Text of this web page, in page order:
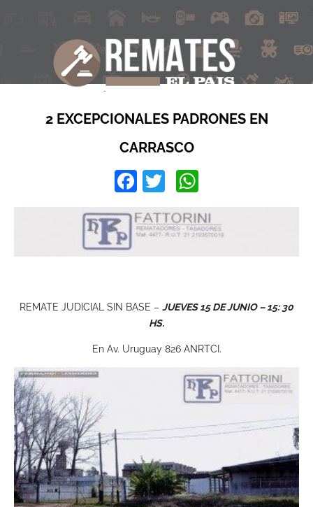
2 EXCEPCIONALES PADRONES EN
CARRASCO
Facebook
Twitter
REMATE JUDICIAL SIN BASE – JUEVES 15 DE JUNIO – 15: 30
HS.
En Av. Uruguay 826 ANRTCI.